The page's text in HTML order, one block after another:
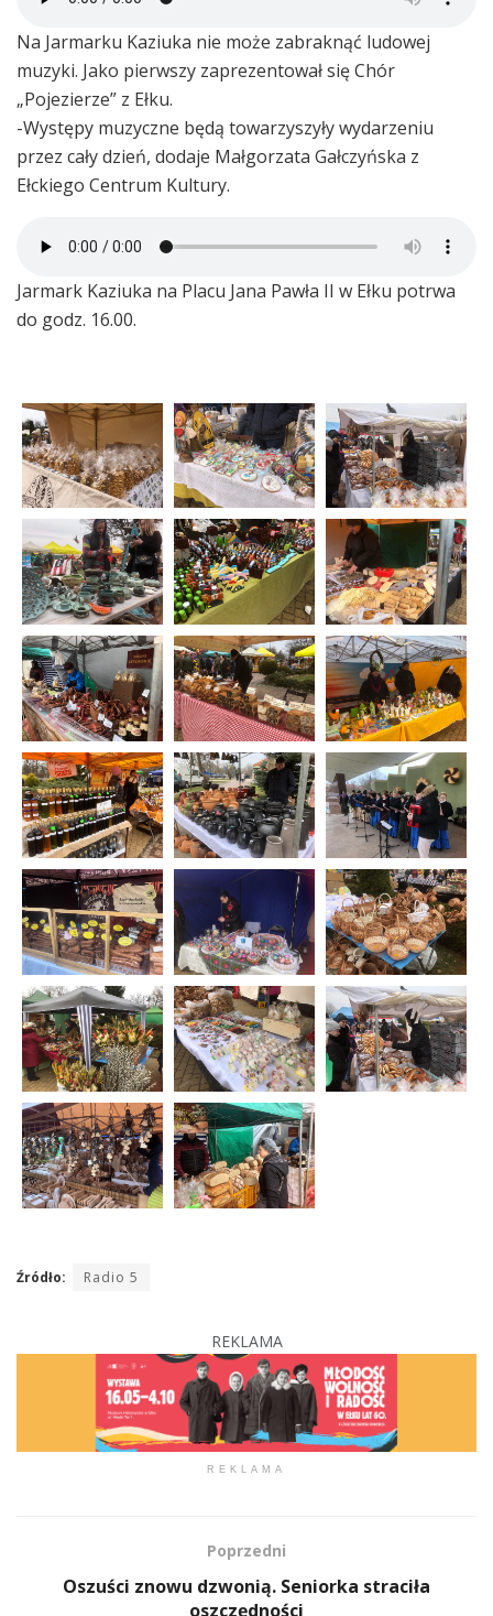
Na Jarmarku Kaziuka nie może zabraknąć ludowej
muzyki. Jako pierwszy zaprezentował się Chór
„Pojezierze” z Ełku.
-Występy muzyczne będą towarzyszyły wydarzeniu
przez cały dzień, dodaje Małgorzata Gałczyńska z
Ełckiego Centrum Kultury.
Jarmark Kaziuka na Placu Jana Pawła II w Ełku potrwa
do godz. 16.00.
Źródło: Radio 5
REKLAMA
REKLAMA
Poprzedni
Oszuści znowu dzwonią. Seniorka straciła
oszczędności